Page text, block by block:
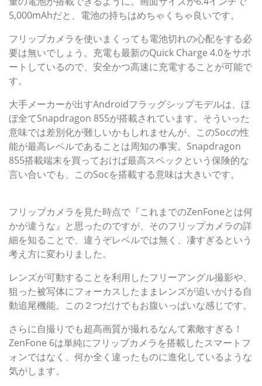
5,000mAhだと、電池の持ちはめちゃくちゃ良いです。
フリップカメラを使いまくっても電池切れの心配をする必
要は無いでしょう。充電も最新のQuick Charge 4.0をサポ
ートしているので、安全かつ高速に充電することが可能で
す。
大手メーカーが出すAndroidフラッグシップモデルは、ほ
ぼ全てSnapdragon 855が搭載されています。そういった
意味では差別化が難しいかもしれませんが、このSocの性
能が最高レベルであることは周知の事実。Snapdragon
855搭載端末を買っておけば最高スペックという保険的な
言い合いでも、このSocを搭載する意味は大きいです。
フリップカメラを見た時点で『これまでのZenFoneとは何
かが違うな』と思ったのですが、そのフリップカメラの詳
細を知ることで、違うぞレベルでは無く、凄すぎるという
考え方に変わりました。
レンズが可動することを利用したフリーアングル撮影や、
狙った被写体にフォーカスしたままレンズが追いかける自
動追尾機能。この２つだけでもお腹いっぱいな感じです。
さらに自撮りでも超高画質が撮れるなんて素敵すぎる！
ZenFone 6は単純にフリップカメラを搭載したスマートフ
ォンではなく、何か全く違ったものに進化しているような
気がします。